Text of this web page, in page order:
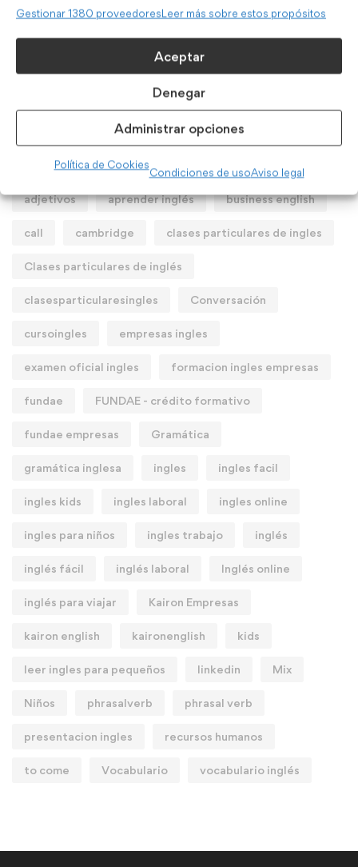
Gestionar 1380 proveedoresLeer más sobre estos propósitos
Aceptar
Denegar
Administrar opciones
Política de Cookies
Condiciones de usoAviso legal
abril 11, 2024
Tags populares
adjetivos aprender inglés business english
call cambridge clases particulares de ingles
Clases particulares de inglés
clasesparticularesingles Conversación
cursoingles empresas ingles
examen oficial ingles formacion ingles empresas
fundae FUNDAE - crédito formativo
fundae empresas Gramática
gramática inglesa ingles ingles facil
ingles kids ingles laboral ingles online
ingles para niños ingles trabajo inglés
inglés fácil inglés laboral Inglés online
inglés para viajar Kairon Empresas
kairon english kaironenglish kids
leer ingles para pequeños linkedin Mix
Niños phrasalverb phrasal verb
presentacion ingles recursos humanos
to come Vocabulario vocabulario inglés